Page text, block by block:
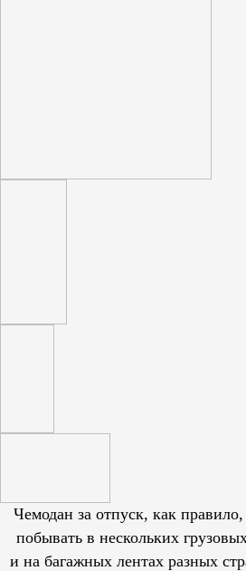
Чемодан за отпуск, как правило,
побывать в нескольких
и на багажных лентах разных